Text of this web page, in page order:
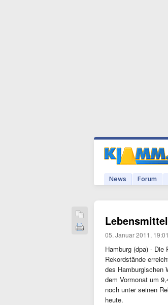
News Forum
05. Januar 2011,
Hamburg (dpa) -
Rekordstände
des Hamburgischen
dem Vormonat um
noch unter seinen
heute.